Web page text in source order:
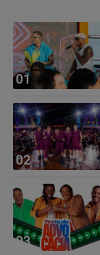
01
02
03